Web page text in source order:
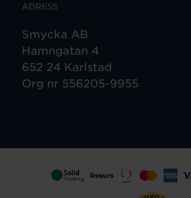
ADRESS
Smycka AB
Hamngatan 4
652 24 Karlstad
Org nr 556205-9955